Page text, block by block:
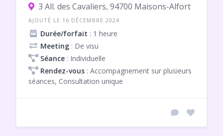
3 All. des Cavaliers, 94700 Maisons-Alfort
AJOUTÉ LE 16 DÉCEMBRE 2024
Durée/forfait : 1 heure
Meeting : De visu
Séance : Individuelle
Rendez-vous : Accompagnement sur plusieurs
séances, Consultation unique